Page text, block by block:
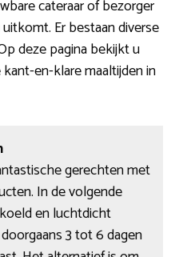
cateraar of bezorger
Er bestaan diverse
deze pagina bekijkt u
en-klare maaltijden in
gerechten met
In de volgende
en luchtdicht
3 tot 6 dagen